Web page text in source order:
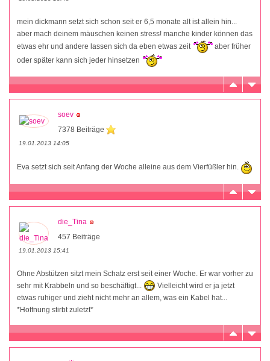
mein dickmann setzt sich schon seit er 6,5 monate alt ist allein hin...
aber mach deinem mäuschen keinen stress! manche kinder können das
etwas ehr und andere lassen sich da eben etwas zeit
aber früher
oder später kann sich jeder hinsetzen
soev
7378 Beiträge
19.01.2013 14:05
Eva setzt sich seit Anfang der Woche alleine aus dem Vierfüßler hin.
die_Tina
457 Beiträge
19.01.2013 15:41
Ohne Abstützen sitzt mein Schatz erst seit einer Woche. Er war vorher zu
sehr mit Krabbeln und so beschäftigt...
Vielleicht wird er ja jetzt
etwas ruhiger und zieht nicht mehr an allem, was ein Kabel hat...
*Hoffnung stirbt zuletzt*